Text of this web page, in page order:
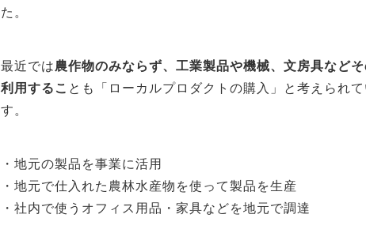
た。
最近では 農作物のみならず、工業製品や機械、文房具など
利用するこ とも「ローカルプロダクトの購入」と考えられ
す。
・地元の製品を事業に活用
・地元で仕入れた農林水産物を使って製品を生産
・社内で使うオフィス用品・家具などを地元で調達